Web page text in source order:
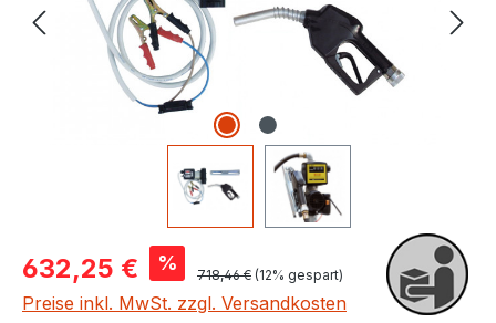
Verkaufspreis:
632,25 € % Regulärer Preis:
718,46 € (12% gespart)
Preise inkl. MwSt. zzgl. Versandkosten